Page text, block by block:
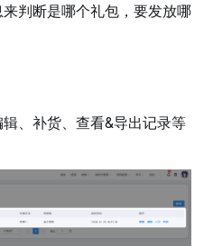
判断是哪个礼包，要发放哪
、补货、查看&导出记录等